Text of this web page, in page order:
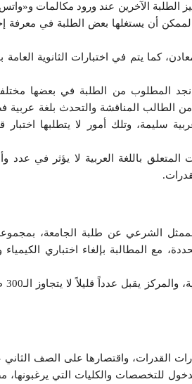
الطلبة الآخرين عند ورود مكالمات
أن يستغلها بعض الطلبة في معرفة
كما يتم في اختبارات الثانوية العامة
نجد المطلوب من الطلبة في بعضها
الطالب المناقشة والتحدث بلغة عربية
سليمة، وتلك أمور لا يتطلبها اختبار
المتعلق باللغة العربية لا يؤثر في عدد
الشرعي عن طلبة الجامعة،
مع المطالبة بإلغاء اختباري الكيمياء
وبين أن الاتحاد ذكر
القدرات، واقتصارها على الصف
للتخصصات والكليات التي يرغبونها،